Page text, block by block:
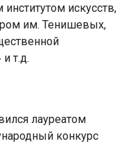
искусств,
им. Тенишевых,
т.д.
лауреатом
конкурс